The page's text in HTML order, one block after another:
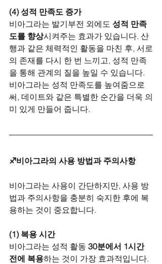
(4) 성적 만족도 증가
비아그라는 발기부전 외에도 성적 만족
도를 향상시켜주는 효과가 있습니다. 산
행과 같은 체력적인 활동을 마친 후, 서로
의 존재를 다시 한 번 느끼고, 성적 만족
을 통해 관계의 질을 높일 수 있습니다.
비아그라는 성적 만족도를 높여줌으로
써, 데이트와 같은 특별한 순간을 더욱 의
미 있게 만들어 줍니다.
♐비아그라의 사용 방법과 주의사항
비아그라는 사용이 간단하지만, 사용 방
법과 주의사항을 충분히 숙지한 후에 복
용하는 것이 중요합니다.
(1) 복용 시간
비아그라는 성적 활동 30분에서 1시간
전에 복용하는 것이 가장 효과적입니다.